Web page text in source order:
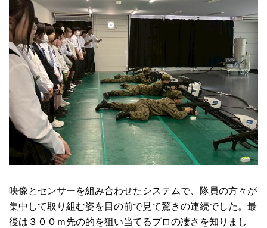
映像とセンサーを組み合わせたシステムで、隊員の方々が
集中して取り組む姿を目の前で見て驚きの連続でした。最
後は３００ｍ先の的を狙い当てるプロの凄さを知りまし